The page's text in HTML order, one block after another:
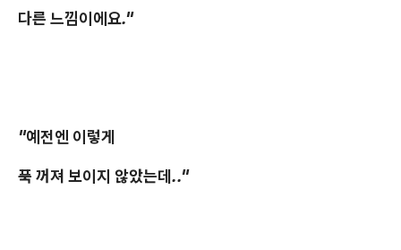
다른 느낌이에요."
"예전엔 이렇게
푹 꺼져 보이지 않았는데.."